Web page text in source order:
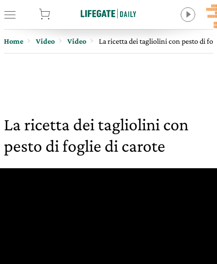
Home Video Video La ricetta dei tagliolini con pesto di
La ricetta dei tagliolini con
pesto di foglie di carote